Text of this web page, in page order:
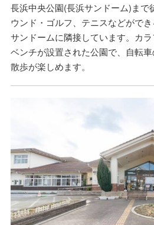
長浜中央公園(長浜サンドーム)まで
ウンド・ゴルフ、テニスなどがで
サンドームに隣接しています。カ
ベンチが設置された公園で、自転
散歩が楽しめます。